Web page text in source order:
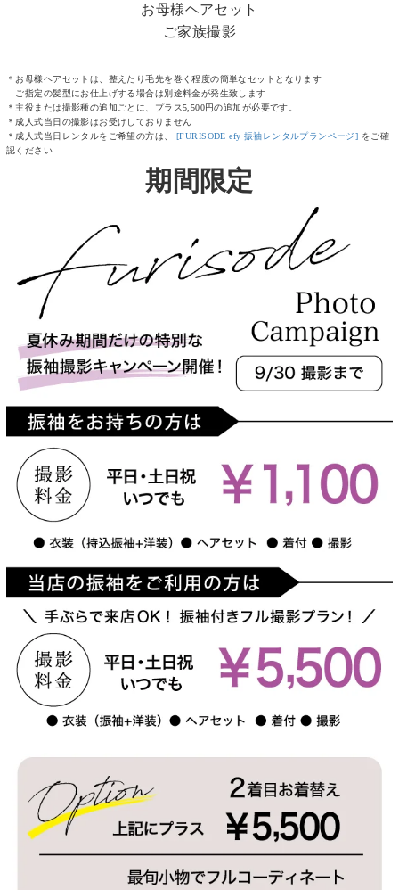
お母様ヘアセット
ご家族撮影
＊お母様ヘアセットは、整えたり毛先を巻く程度の簡単なセットとなります
ご指定の髪型にお仕上げする場合は別途料金が発生致します
＊主役または撮影種の追加ごとに、プラス5,500円の追加が必要です。
＊成人式当日の撮影はお受けしておりません
＊成人式当日レンタルをご希望の方は、 [FURISODE efy 振袖レンタルプランページ] をご確
認ください
期間限定